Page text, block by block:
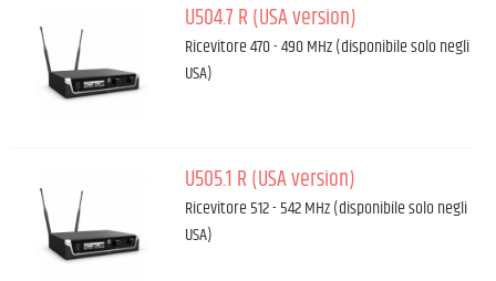
U504.7 R (USA version)
Ricevitore 470 - 490 MHz (disponibile solo negli
USA)
U505.1 R (USA version)
Ricevitore 512 - 542 MHz (disponibile solo negli
USA)